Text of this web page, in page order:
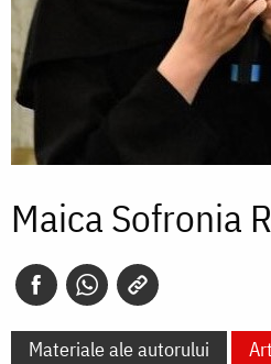
Maica Sofronia
Materiale ale autorului